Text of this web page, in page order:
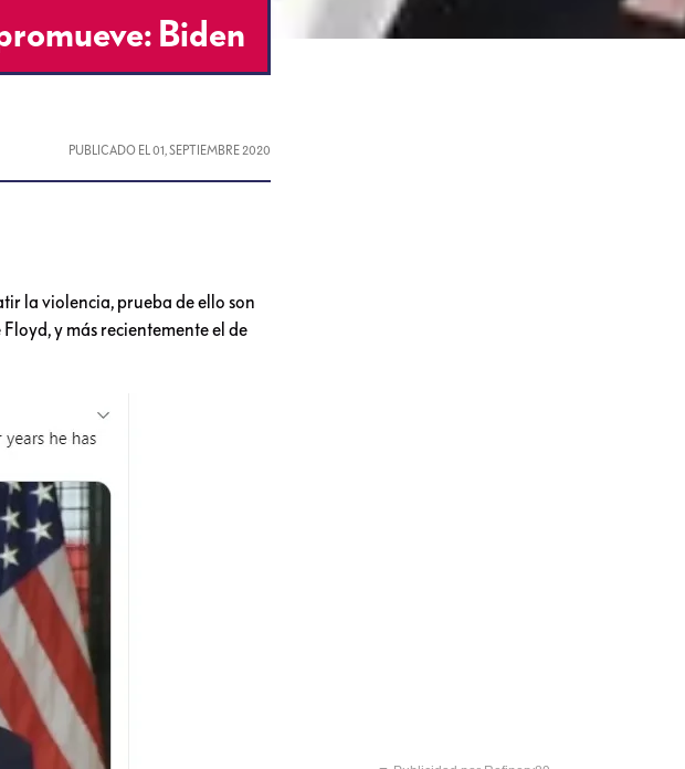
Biden
PUBLICADO EL01, SEPTIEMBRE 2020
la violencia, prueba de ello son
y más recientemente el de